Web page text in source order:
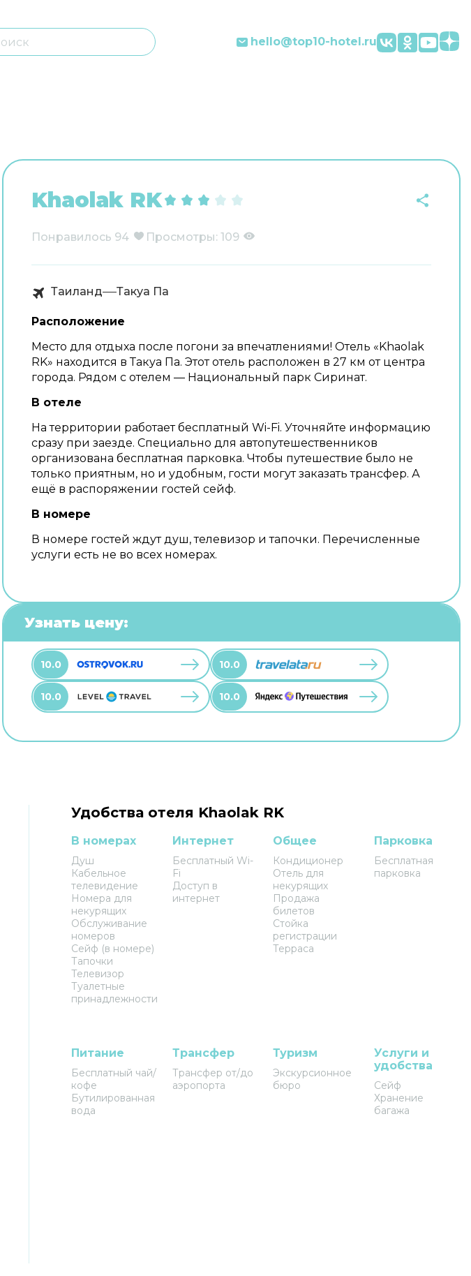
hello@top10-hotel.ru
Khaolak RK
Понравилось 94 Просмотры: 109
Таиланд Такуа Па
Расположение
Место для отдыха после погони за впечатлениями! Отель «Khaolak
RK» находится в Такуа Па. Этот отель расположен в 27 км от центра
города. Рядом с отелем — Национальный парк Сиринат.
В отеле
На территории работает бесплатный Wi-Fi. Уточняйте информацию
сразу при заезде. Специально для автопутешественников
организована бесплатная парковка. Чтобы путешествие было не
только приятным, но и удобным, гости могут заказать трансфер. А
ещё в распоряжении гостей сейф.
В номере
В номере гостей ждут душ, телевизор и тапочки. Перечисленные
услуги есть не во всех номерах.
Узнать цену:
10.0 10.0
10.0 10.0
Удобства отеля Khaolak RK
В номерах
Душ
Кабельное
телевидение
Номера для
некурящих
Обслуживание
номеров
Сейф (в номере)
Тапочки
Телевизор
Туалетные
принадлежности
Интернет
Бесплатный Wi-
Fi
Доступ в
интернет
Общее
Кондиционер
Отель для
некурящих
Продажа
билетов
Стойка
регистрации
Терраса
Парковка
Бесплатная
парковка
Питание
Бесплатный чай/
кофе
Бутилированная
вода
Трансфер
Трансфер от/до
аэропорта
Туризм
Экскурсионное
бюро
Услуги и
удобства
Сейф
Хранение
багажа